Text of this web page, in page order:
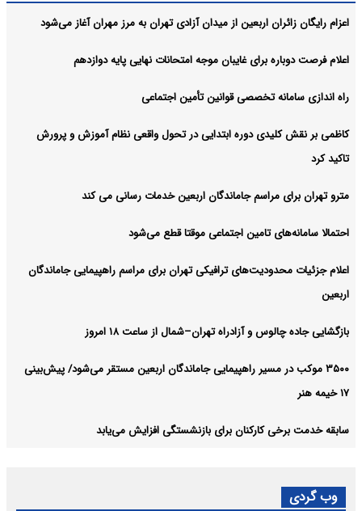
اعزام رایگان زائران اربعین از میدان آزادی تهران به مرز مهران آغاز می‌شود
اعلام فرصت دوباره برای غایبان موجه امتحانات نهایی پایه دوازدهم
راه اندازی سامانه تخصصی قوانین تأمین اجتماعی
کاظمی بر نقش کلیدی دوره ابتدایی در تحول واقعی نظام آموزش و پرورش
تاکید کرد
مترو تهران برای مراسم جاماندگان اربعین خدمات رسانی می کند
احتمالا سامانه‌های تامین اجتماعی موقتا قطع می‌شود
اعلام جزئیات محدودیت‌های ترافیکی تهران برای مراسم راهپیمایی جاماندگان
اربعین
بازگشایی جاده چالوس و آزادراه تهران–شمال از ساعت ۱۸ امروز
۳۵۰۰ موکب در مسیر راهپیمایی جاماندگان اربعین مستقر می‌شود/ پیش‌بینی
۱۷ خیمه هنر
سابقه خدمت برخی کارکنان برای بازنشستگی افزایش می‌یابد
وب گردی